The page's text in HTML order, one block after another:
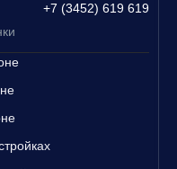
+7 (3452) 619 619